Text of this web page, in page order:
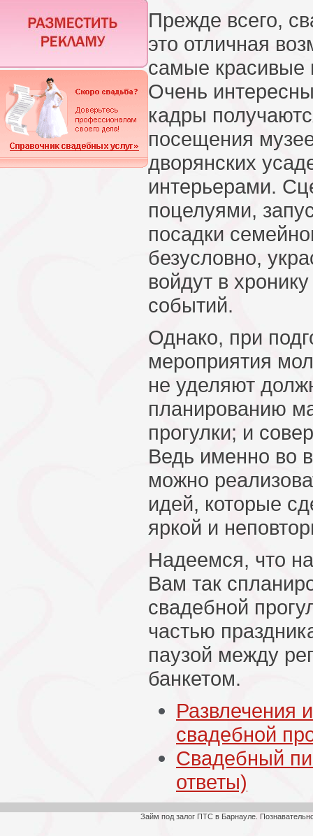
Прежде всего,
это отличная
самые красивые
Очень
кадры
посещения
дворянских
интерьерами.
поцелуями,
посадки
безусловно,
войдут в
событий.
Однако, при
мероприятия
не уделяют
планированию
прогулки; и
Ведь именно во
можно
идей, которые
яркой и
Надеемся, что
Вам так
свадебной
частью
паузой между
банкетом.
Развлечения
свадебной
Свадебный
ответы)
Займ под залог ПТС в Барнауле.